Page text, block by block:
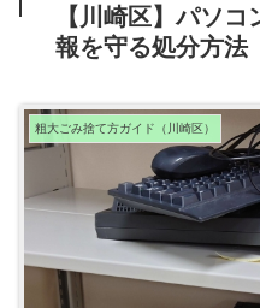
【川崎区】パソ
報を守る処分方法
粗大ごみ捨て方ガイド（川崎区）